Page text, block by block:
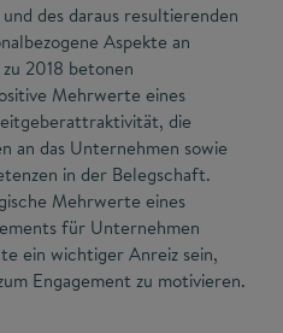
des daraus resultierenden
Aspekte an
2018 betonen
Mehrwerte eines
die
an das Unternehmen sowie
in der Belegschaft.
Mehrwerte eines
für Unternehmen
ein wichtiger Anreiz sein,
Engagement zu motivieren.